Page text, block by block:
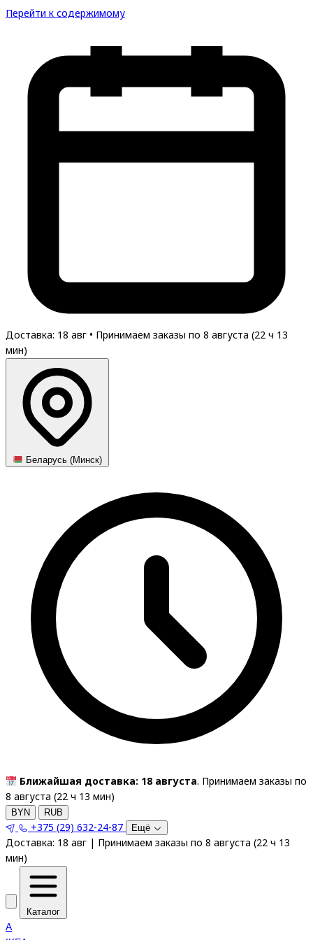
Перейти к содержимому
Доставка: 18 авг • Принимаем заказы по 8 августа (22 ч 13
мин)
Беларусь (Минск)
Ближайшая доставка: 18 августа. Принимаем заказы по
8 августа (22 ч 13 мин)
BYN RUB
+375 (29) 632-24-87 Ещё
Доставка: 18 авг | Принимаем заказы по 8 августа (22 ч 13
мин)
Каталог
A